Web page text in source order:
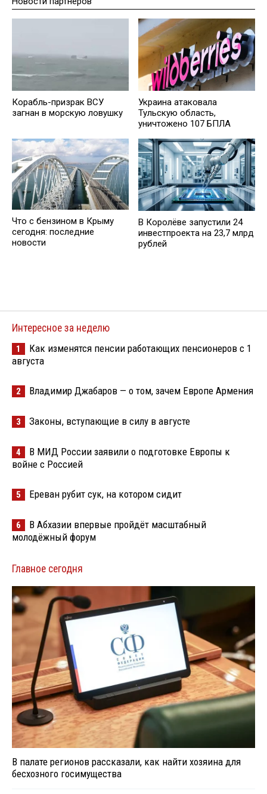
Корабль-призрак ВСУ
загнан в морскую ловушку
Украина атаковала
Тульскую область,
уничтожено 107 БПЛА
Что с бензином в Крыму
сегодня: последние
новости
В Королёве запустили 24
инвестпроекта на 23,7 млрд
рублей
Интересное за неделю
1
Как изменятся пенсии работающих пенсионеров с 1
августа
2 Владимир Джабаров — о том, зачем Европе Армения
3 Законы, вступающие в силу в августе
4
В МИД России заявили о подготовке Европы к
войне с Россией
5 Ереван рубит сук, на котором сидит
6
В Абхазии впервые пройдёт масштабный
молодёжный форум
Главное сегодня
В палате регионов рассказали, как найти хозяина для
бесхозного госимущества